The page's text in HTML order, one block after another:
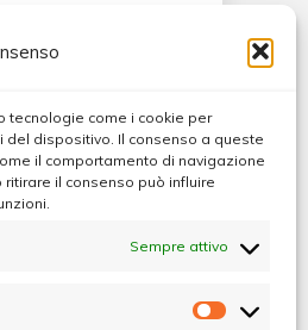
tecnologie come i cookie per
dispositivo. Il consenso a queste
il comportamento di navigazione
ritirare il consenso può influire
Sempre attivo